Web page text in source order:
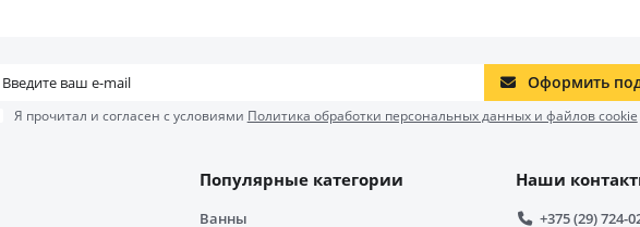
Оформить
Я прочитал и согласен с условиями Политика обработки персональных данных и файлов cookie
Популярные категории
Ванны
Наши
+375 (29) 724-